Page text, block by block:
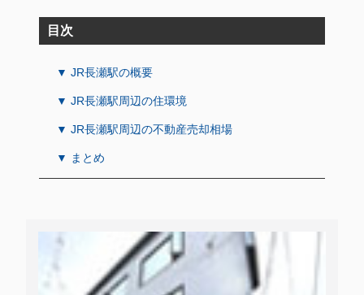
目次
▼ JR長瀬駅の概要
▼ JR長瀬駅周辺の住環境
▼ JR長瀬駅周辺の不動産売却相場
▼ まとめ